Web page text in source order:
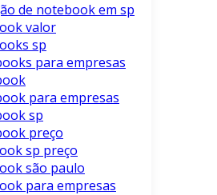
de notebook em sp
valor
sp
para empresas
para empresas
sp
preço
sp preço
são paulo
para empresas